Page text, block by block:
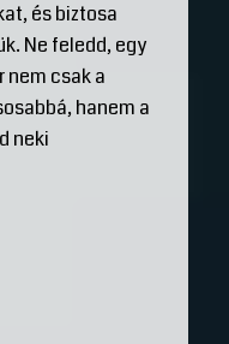
és biztosa
Ne feledd, egy
nem csak a
hanem a
neki